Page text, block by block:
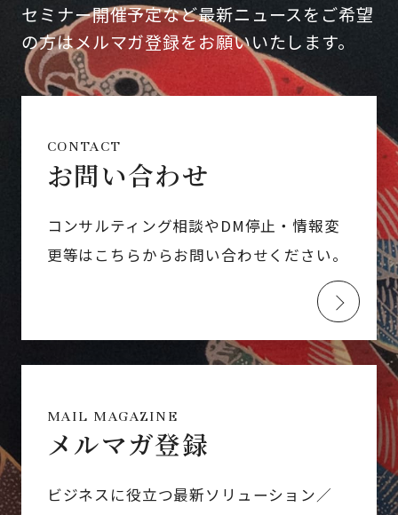
セミナー開催予定など最新ニュースをご希望
の方はメルマガ登録をお願いいたします。
CONTACT
お問い合わせ
コンサルティング相談やDM停止・情報変
更等はこちらからお問い合わせください。
MAIL MAGAZINE
メルマガ登録
ビジネスに役立つ最新ソリューション／